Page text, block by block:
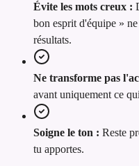
Évite les mots creux :
bon esprit d'équipe »
résultats.
Ne transforme pas
avant uniquement ce
Soigne le ton : Reste
tu apportes.